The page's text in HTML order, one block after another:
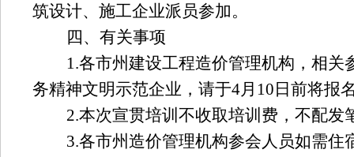
筑设计、施工企业派员参加。
四、 有关事项
1.各市州建设工程造价管理机构，相关
务精神文明示范企业，请于4月 10 日前将报
2.本次宣贯培训不收取培训费，不配发
3.各市州造价管理机构参会人员如需住